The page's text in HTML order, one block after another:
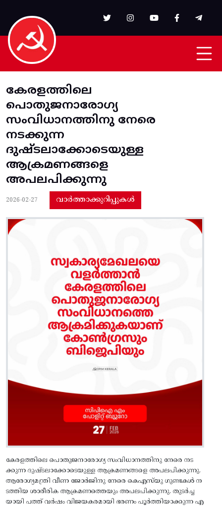
കേരളത്തിലെ
പൊതുജനാരോഗ്യ
സംവിധാനത്തിനു നേരെ
നടക്കുന്ന
ദുഷ്ടലാക്കോടെയുള്ള
ആക്രമണങ്ങളെ
അപലപിക്കുന്നു
2026-02-27 വാർത്താക്കുറിപ്പുകൾ
കേരളത്തിലെ പൊതുജനാരോഗ്യ സംവിധാനത്തിനു നേരെ നട
ക്കുന്ന ദുഷ്ടലാക്കോടെയുള്ള ആക്രമണങ്ങളെ അപലപിക്കുന്നു.
ആരോഗ്യമന്ത്രി വീണ ജോർജിനു നേരെ കെ‌എസ്‌യു ഗുണ്ടകൾ ന
ടത്തിയ ശാരീരിക ആക്രമണത്തെയും അപലപിക്കുന്നു. തുടർച്ച
യായി പത്ത് വർഷം വിജയകരമായി ഭരണം പൂർത്തിയാക്കുന്ന എ